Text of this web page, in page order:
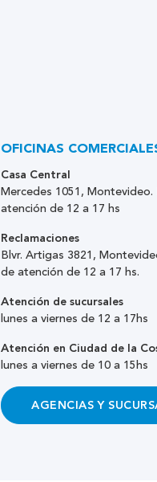
OFICINAS
Casa Central
Mercedes 1051,
atención de 12 a 17 hs
Reclamaciones
Blvr. Artigas 3821,
de atención de 12 a 17 hs.
Atención de sucursales
lunes a viernes de 12 a 17hs
Atención en Ciudad de la
lunes a viernes de 10 a 15hs
AGENCIAS Y